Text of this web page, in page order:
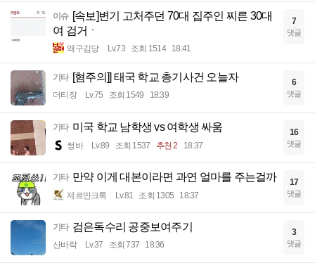
이슈 [속보]변기 고처주던 70대 집주인 찌른 30대
여 검거ㆍ
왜구김당 Lv.73 조회 1514 18:41
7
댓글
기타 [혐주의]] 태국 학교 총기사건 오늘자
더티장 Lv.75 조회 1549 18:39
6
댓글
기타 미국 학교 남학생 vs 여학생 싸움
썽바 Lv.89 조회 1537 추천 2 18:37
16
댓글
기타 만약 이게 대본이라면 과연 얼마를 주는걸까
제르만크록 Lv.81 조회 1305 18:37
17
댓글
기타 검은독수리 공중보여주기
산바락 Lv.37 조회 737 18:36
3
댓글